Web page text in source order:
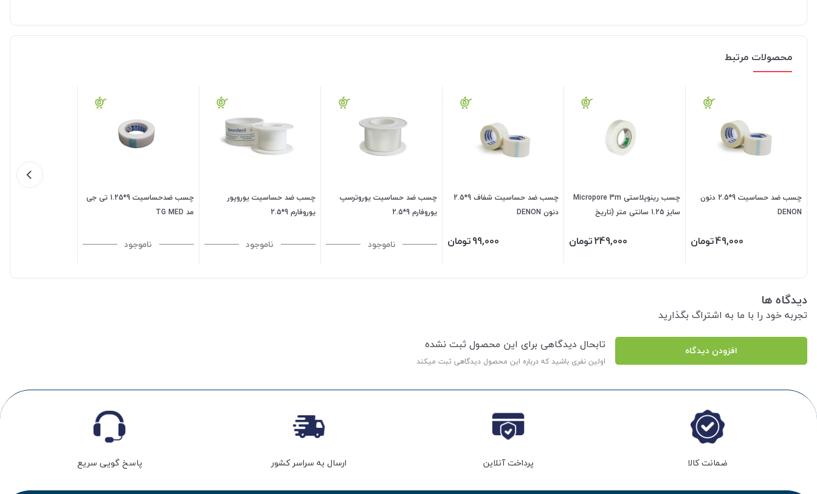
محصولات مرتبط
چسب ضد حساسیت 9*2.5 دنون
DENON
49,000تومان
چسب رینوپلاستی Micropore 3m
سایز 1.25 سانتی متر (تاریخ
249,000تومان
چسب ضد حساسیت شفاف 9*2.5
دنون DENON
99,000تومان
چسب ضد حساسیت یوروترسپ
یوروفارم 9*2.5
ناموجود
چسب ضد حساسیت یوروپور
یوروفارم 9*2.5
ناموجود
چسب ضدحساسیت 9*1.25 تی جی
مد TG MED
ناموجود
دیدگاه ها
تجربه خود را با ما به اشتراگ بگذارید
افزودن دیدگاه تابحال دیدگاهی برای این محصول ثبت نشده
اولین نفری باشید که درباره این محصول دیدگاهی ثبت میکند
ضمانت کالا پرداخت آنلاین ارسال به سراسر کشور پاسخ گویی سریع